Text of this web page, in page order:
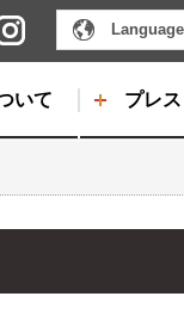
Instagram Language
いて プレ